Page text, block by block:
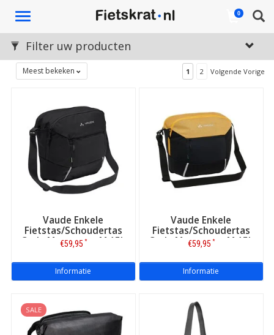
Toggle
0
Filter uw producten
Meest bekeken 1 2 Volgende Vorige
Vaude Enkele
Fietstas/Schoudertas
Cycle Messenger M 15L
Black
€59,95 *
Informatie
Vaude Enkele
Fietstas/Schoudertas
Cycle Messenger M 15L
Burnt Yellow
€59,95 *
Informatie
SALE